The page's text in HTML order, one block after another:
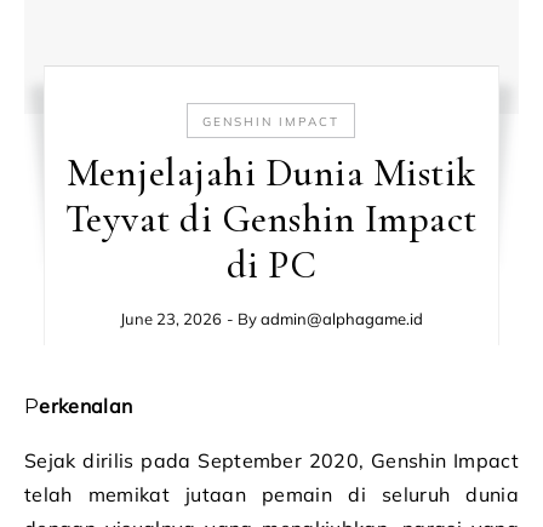
GENSHIN IMPACT
Menjelajahi Dunia Mistik
Teyvat di Genshin Impact
di PC
June 23, 2026 - Byadmin@alphagame.id
Perkenalan
Sejak dirilis pada September 2020, Genshin Impact
telah memikat jutaan pemain di seluruh dunia